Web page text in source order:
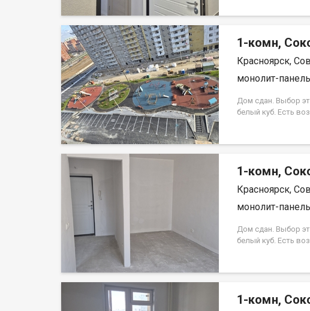
кредита. Под
1-комн,
Красноярск,
монолит-
Дом сдан. Выбор
белый куб. Есть
кредита. Под
1-комн,
Красноярск,
монолит-
Дом сдан. Выбор
белый куб. Есть
кредита. Под
1-комн,